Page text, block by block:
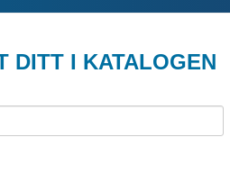
DITT I KATALOGEN